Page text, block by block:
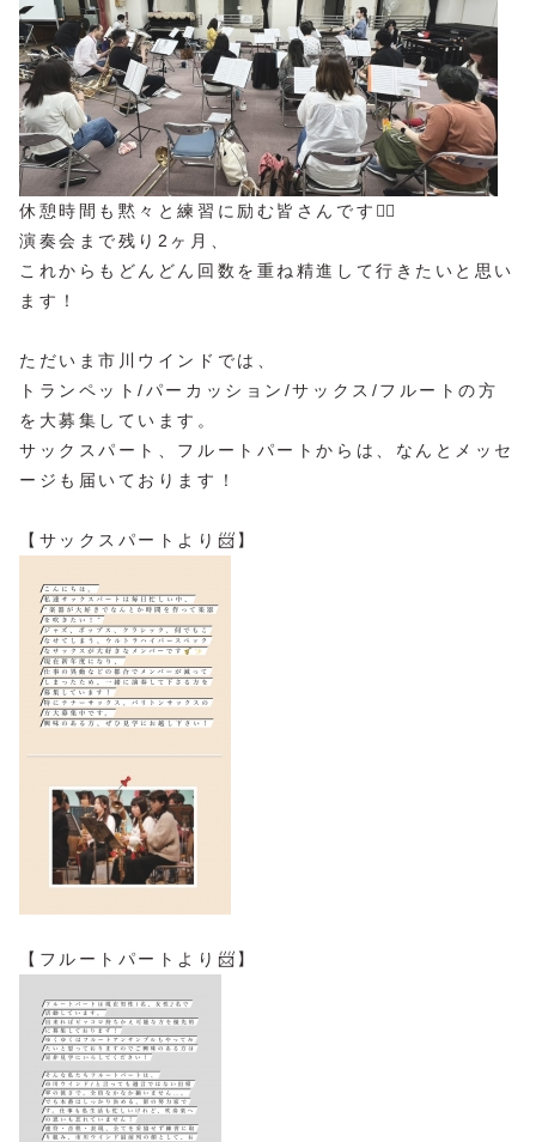
休憩時間も黙々と練習に励む皆さんです✊🏻
演奏会まで残り2ヶ月、
これからもどんどん回数を重ね精進して行きたいと思い
ます！
ただいま市川ウインドでは、
トランペット/パーカッション/サックス/フルートの方
を大募集しています。
サックスパート、フルートパートからは、なんとメッセ
ージも届いております！
【サックスパートより📨】
【フルートパートより📨】